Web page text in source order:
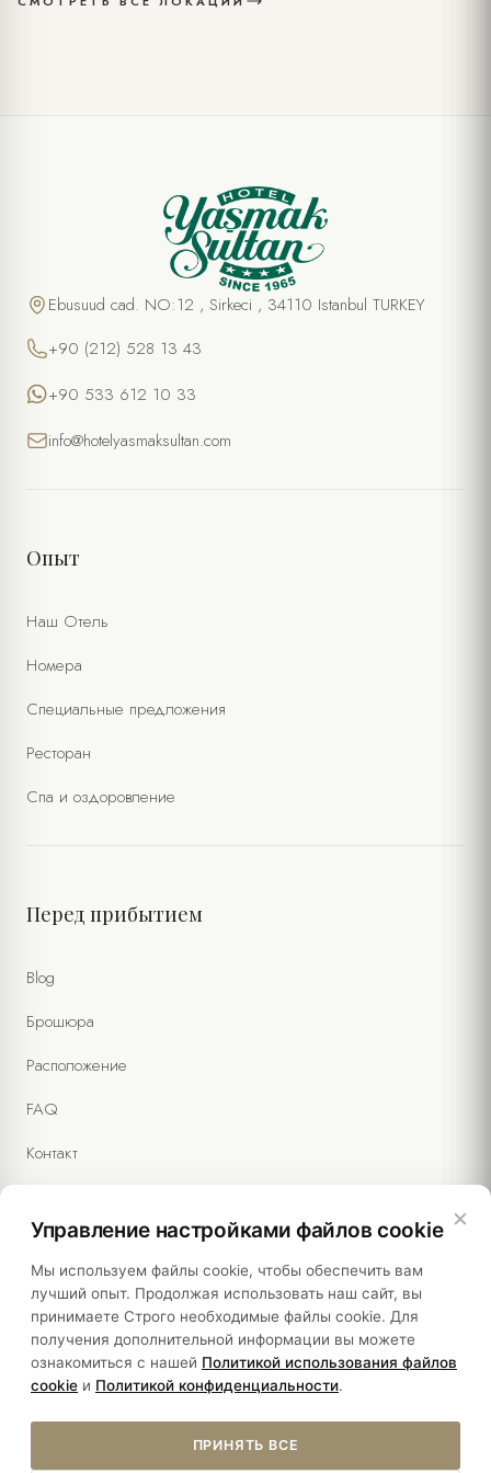
Ebusuud cad. NO:12 , Sirkeci , 34110 Istanbul TURKEY
+90 (212) 528 13 43
+90 533 612 10 33
info@hotelyasmaksultan.com
Опыт
Наш Отель
Номера
Специальные предложения
Ресторан
Спа и оздоровление
Перед прибытием
Blog
Брошюра
Расположение
FAQ
Контакт
Правовая информация
Политики
Устойчивость
×
Управление настройками файлов cookie
Мы используем файлы cookie, чтобы обеспечить вам
лучший опыт. Продолжая использовать наш сайт, вы
принимаете Строго необходимые файлы cookie. Для
получения дополнительной информации вы можете
ознакомиться с нашей Политикой использования файлов
cookie и Политикой конфиденциальности.
ПРИНЯТЬ ВСЕ